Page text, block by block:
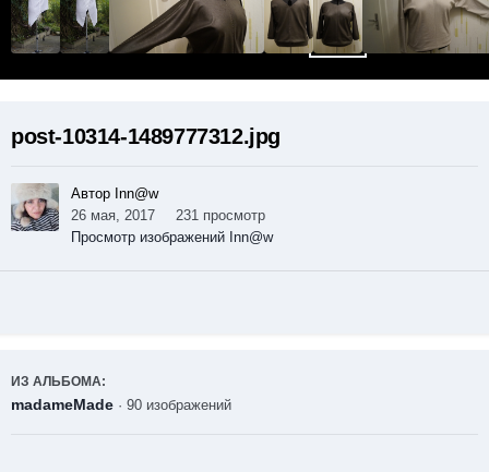
post-10314-1489777312.jpg
Автор Inn@w
26 мая, 2017
231 просмотр
Просмотр изображений Inn@w
ИЗ АЛЬБОМА:
madameMade · 90 изображений